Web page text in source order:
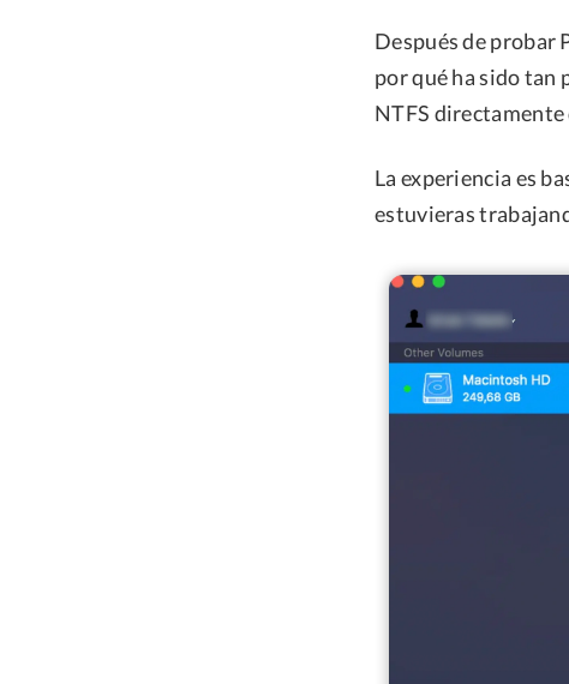
Después de probar
por qué ha sido tan
NTFS
La experiencia es
estuvieras